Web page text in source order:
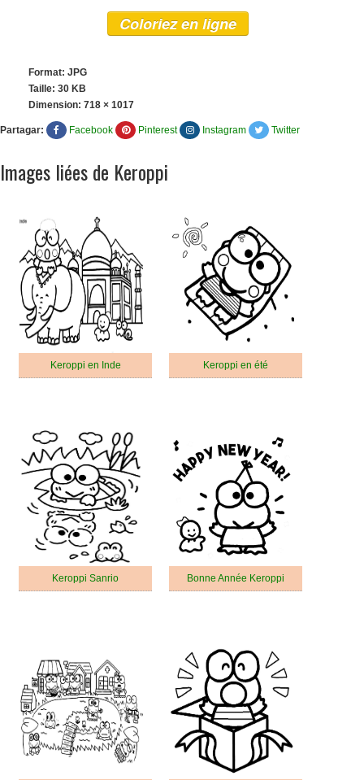
Coloriez en ligne
Format: JPG
Taille: 30 KB
Dimension: 718 × 1017
Partagar: Facebook Pinterest Instagram Twitter
Images liées de Keroppi
Keroppi en Inde Keroppi en été
Keroppi Sanrio Bonne Année Keroppi